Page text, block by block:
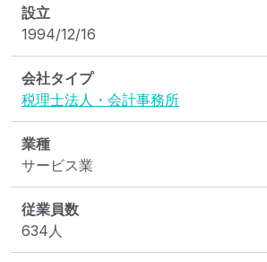
設立
1994/12/16
会社タイプ
税理士法人・会計事務所
業種
サービス業
従業員数
634人